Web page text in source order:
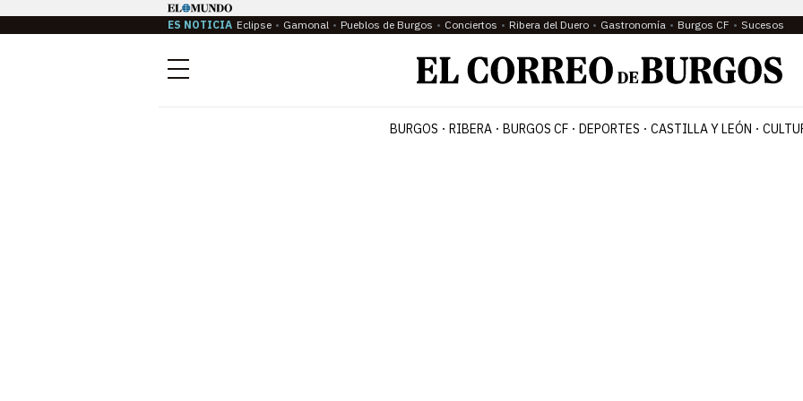
ES NOTICIA Eclipse Gamonal Pueblos de Burgos Conciertos Ribera del Duero Gastronomía Burgos CF Sucesos
Menú
BURGOS RIBERA BURGOS CF DEPORTES CASTILLA Y LEÓN